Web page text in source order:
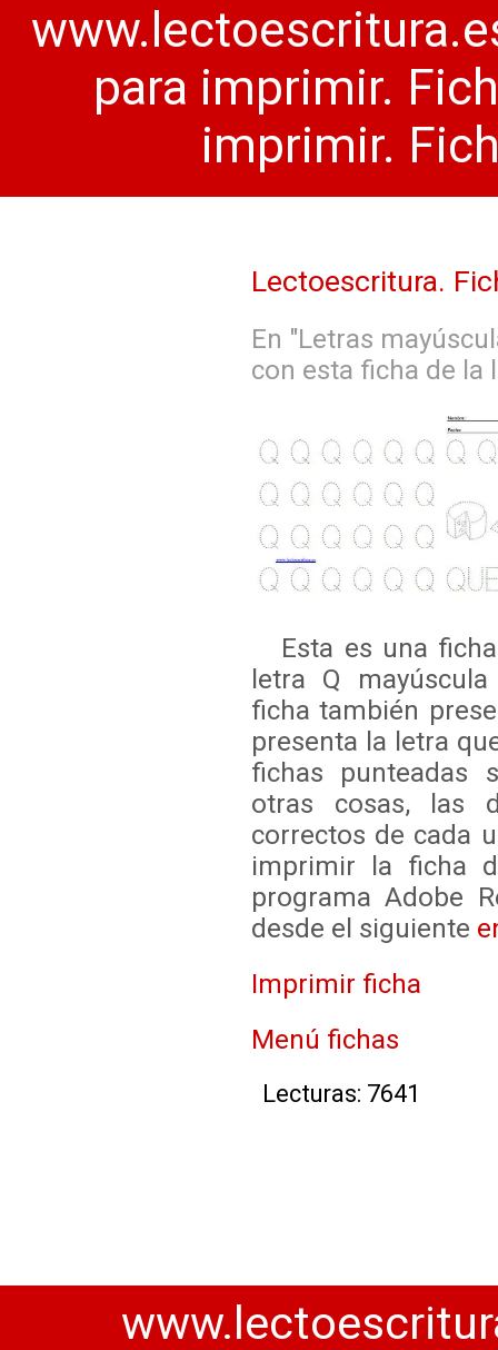
para imprimir.
imprimir.
Lectoescritura.
En "Letras
con esta ficha de la
Esta es una
letra Q
ficha también
presenta la letra
fichas punteadas
otras cosas, las
correctos de cada
imprimir la ficha
programa Adobe
desde el siguiente
Imprimir ficha
Menú fichas
Lecturas: 7641